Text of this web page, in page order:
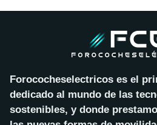
Forococheselectricos es el
dedicado al mundo de las
sostenibles, y donde